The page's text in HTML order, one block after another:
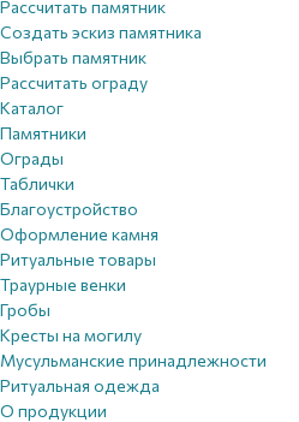
Рассчитать памятник
Создать эскиз памятника
Выбрать памятник
Рассчитать ограду
Каталог
Памятники
Ограды
Таблички
Благоустройствo
Оформление камня
Ритуальные товары
Траурные венки
Гробы
Кресты на могилу
Мусульманские принадлежности
Ритуальная одежда
О продукции